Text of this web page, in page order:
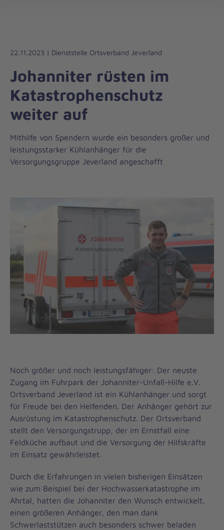
Liebe
Leben
22.11.2023 | Dienststelle Ortsverband Jeverland
Johanniter rüsten im
Katastrophenschutz
weiter auf
Mithilfe von Spendern wurde ein besonders großer und
leistungsstarker Kühlanhänger für die
Versorgungsgruppe Jeverland angeschafft
Noch größer und noch leistungsfähiger: Der neuste
Zugang im Fuhrpark der Johanniter-Unfall-Hilfe e.V.
Ortsverband Jeverland ist ein Kühlanhänger und sorgt
für Freude bei den Helfenden. Der Anhänger gehört zur
Ausrüstung im Katastrophenschutz. Der Ortsverband
stellt den Versorgungstrupp, der im Ernstfall eine
Feldküche aufbaut und die Versorgung der Hilfskräfte
im Einsatz gewährleistet.
Durch die Erfahrungen in vielen bisherigen Einsätzen
wie zum Beispiel bei der Hochwasserkatastrophe im
Ahrtal, hatten die Johanniter den Wunsch entwickelt,
einen größeren Anhänger, den man dank
Schwerlaststützen auch besonders schwer beladen